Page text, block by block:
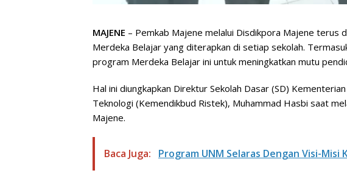
MAJENE – Pemkab Majene melalui Disdikpora Majene terus
Merdeka Belajar yang diterapkan di setiap sekolah.
program Merdeka Belajar ini untuk meningkatkan mutu
Hal ini diungkapkan Direktur Sekolah Dasar (SD)
Teknologi (Kemendikbud Ristek), Muhammad Hasbi saat
Majene.
Baca Juga: Program UNM Selaras Dengan Visi-Misi